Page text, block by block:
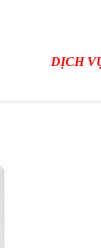
DỊCH VỤ